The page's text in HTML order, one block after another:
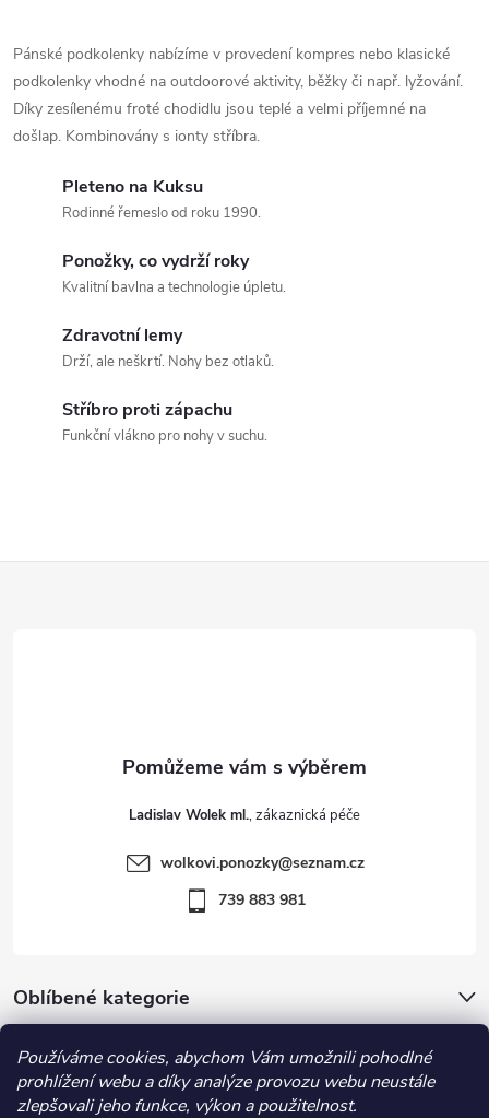
Používáme cookies, abychom Vám umožnili pohodlné
prohlížení webu a díky analýze provozu webu neustále
zlepšovali jeho funkce, výkon a použitelnost.
k
t
u
k
t
v
l
á
Pánské podkolenky nabízíme v provedení kompres nebo klasické
podkolenky vhodné na outdoorové aktivity, běžky či např. lyžování.
Díky zesílenému froté chodidlu jsou teplé a velmi příjemné na
došlap. Kombinovány s ionty stříbra.
Pleteno na Kuksu
Rodinné řemeslo od roku 1990.
Ponožky, co vydrží roky
Kvalitní bavlna a technologie úpletu.
Zdravotní lemy
Drží, ale neškrtí. Nohy bez otlaků.
Stříbro proti zápachu
Funkční vlákno pro nohy v suchu.
Oblíbené kategorie
Důležité informace
Ladislav Wolek ml.
wolkovi.ponozky@seznam.cz
739 883 981